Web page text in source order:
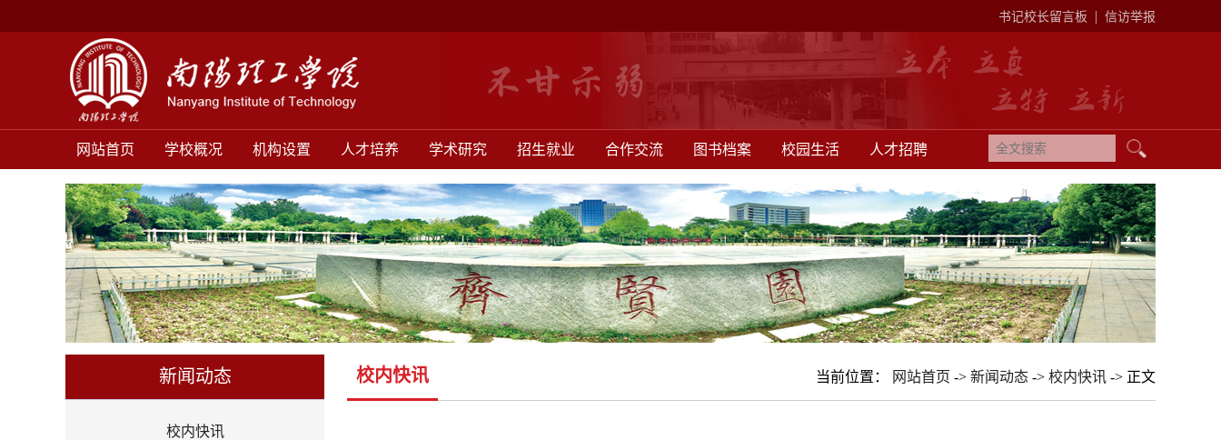
书记校长留言板 | 信访举报
网站首页 学校概况 机构设置 人才培养 学术研究 招生就业 合作交流 图书档案 校园生活 人才招聘
新闻动态
校内快讯
当前位置： 网站首页 -> 新闻动态 -> 校内快讯 -> 正文
校内快讯